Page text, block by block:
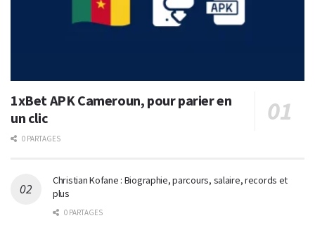
1xBet APK Cameroun, pour parier en
un clic
0 PARTAGES
Christian Kofane : Biographie, parcours, salaire, records et
plus
0 PARTAGES